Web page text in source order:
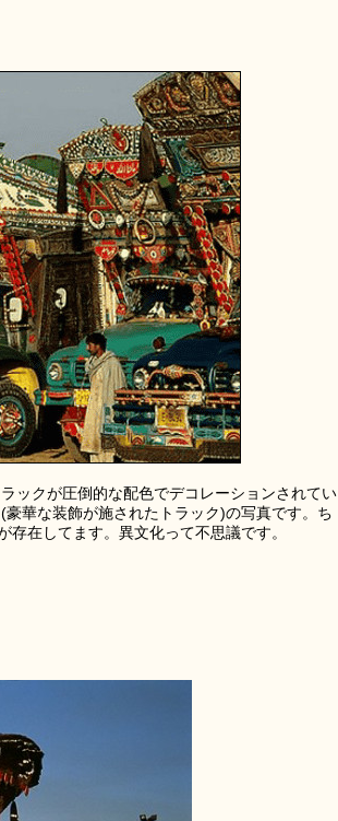
ックが圧倒的な配色でデコレーションされてい
華な装飾が施されたトラック)の写真です。ち
在してます。異文化って不思議です。